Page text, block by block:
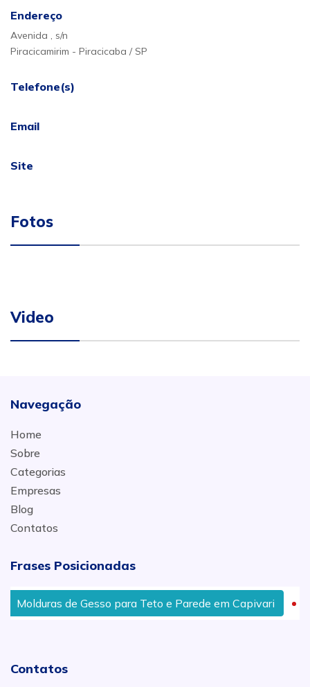
Endereço
Avenida , s/n
Piracicamirim - Piracicaba / SP
Telefone(s)
Email
Site
Fotos
Video
Navegação
Home
Sobre
Categorias
Empresas
Blog
Contatos
Frases Posicionadas
Molduras de Gesso para Teto e Parede em Capivari
Contatos